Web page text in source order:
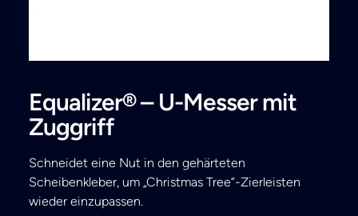
Equalizer® – U-Messer mit
Zuggriff
Schneidet eine Nut in den gehärteten
Scheibenkleber, um „Christmas Tree“-Zierleisten
wieder einzupassen.